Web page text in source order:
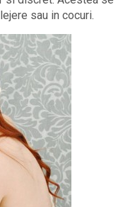
sau in cocuri.